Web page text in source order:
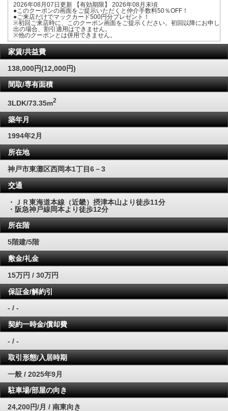
2026年08月07日更新 【有効期限】 2026年08月末頃
●このクーポンの画面をご提示いただくと仲介手数料50％OFF！
●ご来店だけでマックカード500円分プレゼント！
※初回ご来店時に、このクーポン画面をご提示ください。初回以降にお申し
出の場合、割引適用はできません。
※他のクーポンとは併用できません。
家賃/共益費
138,000円(12,000円)
間取/専有面積
3LDK/73.35m2
築年月
1994年2月
所在地
神戸市東灘区西岡本1丁目6－3
交通
・ＪＲ東海道本線（近畿）摂津本山より徒歩11分
・阪急神戸線岡本より徒歩12分
所在階
5階建/5階
敷金/礼金
15万円 / 30万円
保証金/解約引
- / -
契約一時金/償却費
- / -
取引形態/入居時期
一般 / 2025年9月
駐車場/部屋の向き
24,200円/月 / 南東向き